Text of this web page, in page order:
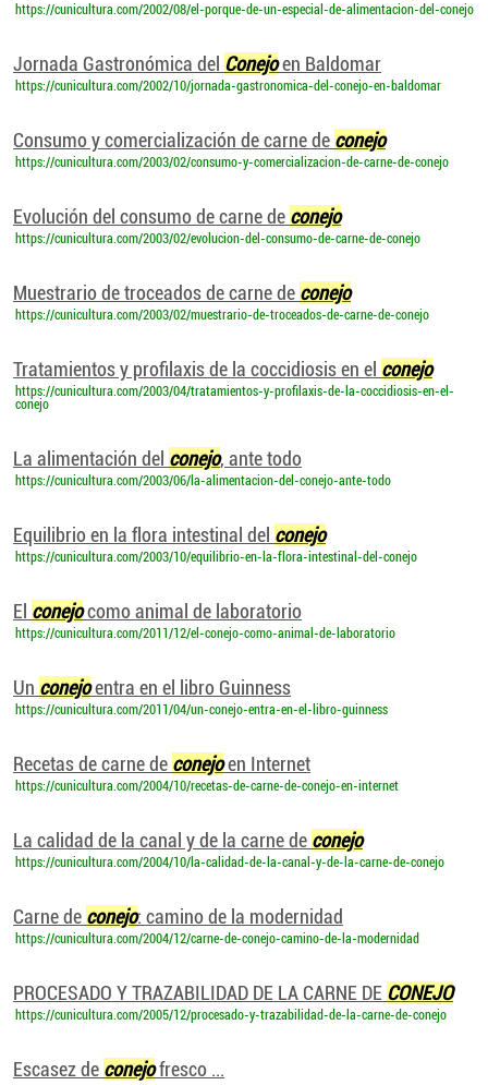
https://cunicultura.com/2002/08/el-porque-de-un-especial-de-alimentacion-del-conejo
Jornada Gastronómica del Conejoen Baldomar
https://cunicultura.com/2002/10/jornada-gastronomica-del-conejo-en-baldomar
Consumo y comercialización de carne de conejo
https://cunicultura.com/2003/02/consumo-y-comercializacion-de-carne-de-conejo
Evolución del consumo de carne de conejo
https://cunicultura.com/2003/02/evolucion-del-consumo-de-carne-de-conejo
Muestrario de troceados de carne de conejo
https://cunicultura.com/2003/02/muestrario-de-troceados-de-carne-de-conejo
Tratamientos y profilaxis de la coccidiosis en el conejo
https://cunicultura.com/2003/04/tratamientos-y-profilaxis-de-la-coccidiosis-en-el-
conejo
La alimentación del conejo, ante todo
https://cunicultura.com/2003/06/la-alimentacion-del-conejo-ante-todo
Equilibrio en la flora intestinal del conejo
https://cunicultura.com/2003/10/equilibrio-en-la-flora-intestinal-del-conejo
El conejocomo animal de laboratorio
https://cunicultura.com/2011/12/el-conejo-como-animal-de-laboratorio
Un conejoentra en el libro Guinness
https://cunicultura.com/2011/04/un-conejo-entra-en-el-libro-guinness
Recetas de carne de conejoen Internet
https://cunicultura.com/2004/10/recetas-de-carne-de-conejo-en-internet
La calidad de la canal y de la carne de conejo
https://cunicultura.com/2004/10/la-calidad-de-la-canal-y-de-la-carne-de-conejo
Carne de conejo: camino de la modernidad
https://cunicultura.com/2004/12/carne-de-conejo-camino-de-la-modernidad
PROCESADO Y TRAZABILIDAD DE LA CARNE DE CONEJO
https://cunicultura.com/2005/12/procesado-y-trazabilidad-de-la-carne-de-conejo
Escasez de conejofresco ...